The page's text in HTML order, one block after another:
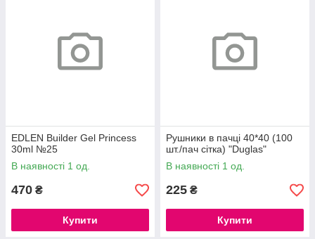
EDLEN Builder Gel Princess
30ml №25
В наявності 1 од.
470 ₴
Купити
Рушники в пачці 40*40 (100
шт./пач сітка) "Duglas"
В наявності 1 од.
225 ₴
Купити